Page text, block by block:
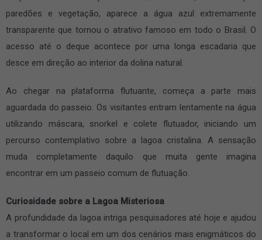
paredões e vegetação, aparece a água azul extremamente
transparente que tornou o atrativo famoso em todo o Brasil. O
acesso até o deque acontece por uma longa escadaria que
desce em direção ao interior da dolina natural.
Ao chegar na plataforma flutuante, começa a parte mais
aguardada do passeio. Os visitantes entram lentamente na água
utilizando máscara, snorkel e colete flutuador, iniciando um
percurso contemplativo sobre a lagoa cristalina. A sensação
muda completamente daquilo que muita gente imagina
encontrar em um passeio comum de flutuação.
Curiosidade sobre a Lagoa Misteriosa
A profundidade da lagoa intriga pesquisadores até hoje e ajudou
a transformar o local em um dos cenários mais enigmáticos do